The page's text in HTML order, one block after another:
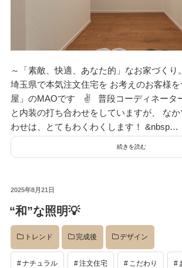
～「素敵、快適、あなた的」なお家づくり
埼玉県で本気注文住宅を お考えのお客様
屋」のMAOです ✌ 普段コーディネータ
と内装の打ち合わせをしていますが、 な
わせは、とてもわくわくします！ &nbsp…
続きを読む
投
日:
2025年8月21日
“和”な照明💡
トレンド 完成後 デザイン
ナチュラル 注文住宅 こだわり